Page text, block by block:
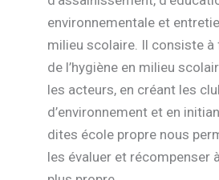
environnementale et
milieu scolaire. Il consiste
de l’hygiène en milieu
les acteurs, en créant les
d’environnement et en
dites école propre nous
les évaluer et récompenser